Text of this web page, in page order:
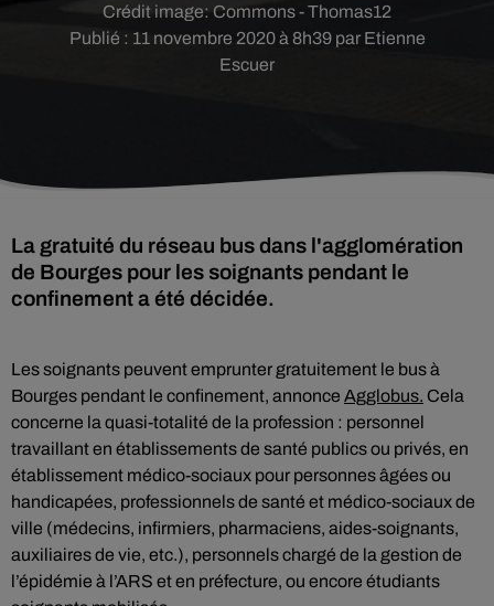
Publié : 11 novembre 2020 à 8h39 par Etienne
Escuer
Crédit image: Commons - Thomas12
La gratuité du réseau bus dans l'agglomération
de Bourges pour les soignants pendant le
confinement a été décidée.
Les soignants peuvent emprunter gratuitement le bus à
Bourges pendant le confinement, annonce Agglobus. Cela
concerne la quasi-totalité de la profession : personnel
travaillant en établissements de santé publics ou privés, en
établissement médico-sociaux pour personnes âgées ou
handicapées, professionnels de santé et médico-sociaux de
ville (médecins, infirmiers, pharmaciens, aides-soignants,
auxiliaires de vie, etc.), personnels chargé de la gestion de
l’épidémie à l’ARS et en préfecture, ou encore étudiants